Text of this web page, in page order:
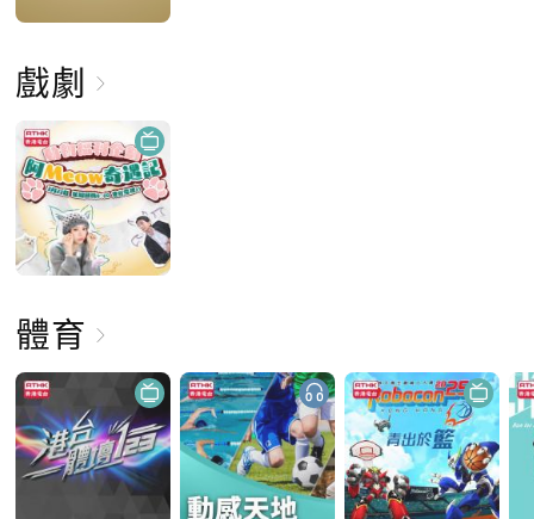
戲劇
體育